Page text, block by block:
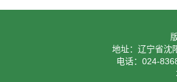
地址：辽宁省沈
电话：024-